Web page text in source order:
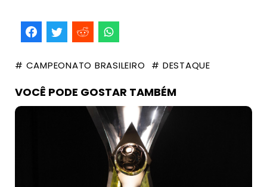
# CAMPEONATO BRASILEIRO # DESTAQUE
VOCÊ PODE GOSTAR TAMBÉM